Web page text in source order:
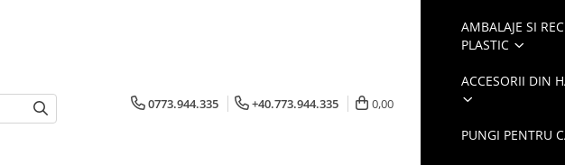
0773.944.335 +40.773.944.335 0,00
AMBALAJE SI
PLASTIC
ACCESORII DIN
PUNGI PENTRU